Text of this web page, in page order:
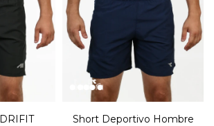
Short Deportivo Hombre